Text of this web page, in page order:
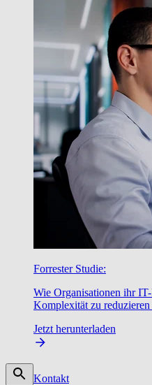
Forrester Studie:
Wie Organisationen ihr
Komplexität zu
Jetzt herunterladen
Kontakt